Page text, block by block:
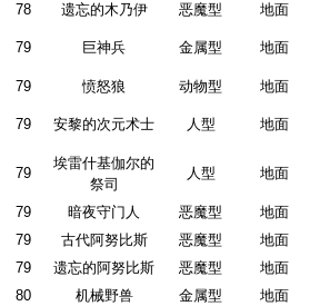
78
遗忘的木乃伊 恶魔型 地面
79 巨神兵 金属型 地面
79 愤怒狼 动物型 地面
79 安黎的次元术士 人型 地面
79
埃雷什基伽尔的
祭司
人型 地面
79 暗夜守门人 恶魔型 地面
79
古代阿努比斯 恶魔型 地面
79
遗忘的阿努比斯 恶魔型 地面
80
机械野兽 金属型 地面